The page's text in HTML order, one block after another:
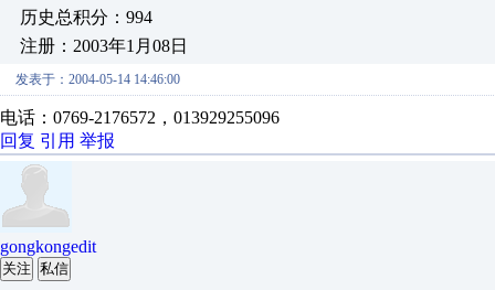
历史总积分：994
注册：2003年1月08日
发表于：2004-05-14 14:46:00
电话：0769-2176572，013929255096
回复 引用 举报
gongkongedit
关注 私信